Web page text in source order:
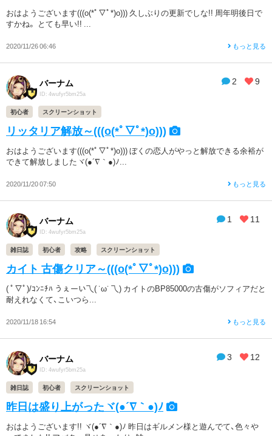
おはようございます(((o(*ﾟ▽ﾟ*)o))) 久しぶりの更新でしな!! 周年明後日で
すかね。 とても早い!! ...
2020/11/26 06:46 もっと見る
2 9
バーナム
ID: 4wufyr5bm25a
初心者 スクリーンショット
リッタリア解放～(((o(*ﾟ▽ﾟ*)o)))
おはようございます(((o(*ﾟ▽ﾟ*)o))) ぼくの恋人がやっと解放できる余裕が
できて解放しましたヾ(●´∇｀●)ﾉ...
2020/11/20 07:50 もっと見る
1 11
バーナム
ID: 4wufyr5bm25a
雑日誌 初心者 攻略 スクリーンショット
カイト 古傷クリア～(((o(*ﾟ▽ﾟ*)o)))
( ﾟ▽ﾟ)/ｺﾝﾆﾁﾊ うぇーい乁( ˙ω˙ 乁) カイトのBP85000の古傷がソフィアだと
耐えれなくて、こいつら...
2020/11/18 16:54 もっと見る
3 12
バーナム
ID: 4wufyr5bm25a
雑日誌 初心者 スクリーンショット
昨日は盛り上がったヾ(●´∇｀●)ﾉ
おはようございます!! ヾ(●´∇｀●)ﾉ 昨日はギルメン様と遊んでて、色々や